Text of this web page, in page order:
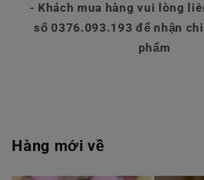
- Khách mua hàng vui lòng
số 0376.093.193 để nhận
phẩm
Hàng mới về